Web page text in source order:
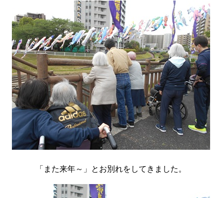
「また来年～」とお別れをしてきました。